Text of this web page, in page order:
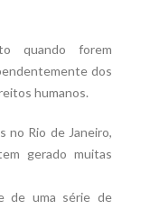
quando forem
dos
humanos.
no Rio de Janeiro,
gerado muitas
de uma série de